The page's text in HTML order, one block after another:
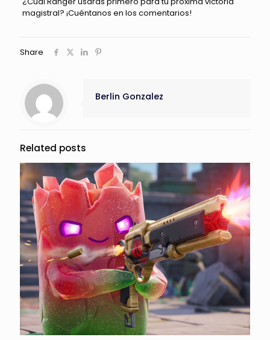
magistral? ¡Cuéntanos en los comentarios!
Share
Berlin Gonzalez
Related posts